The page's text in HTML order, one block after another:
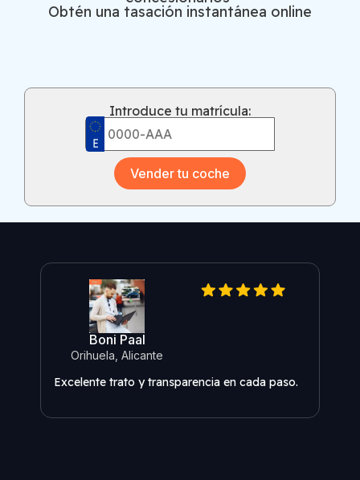
Obtén una tasación instantánea online
Introduce tu matrícula:
Vender tu coche
Boni Paal
Orihuela, Alicante
Excelente trato y transparencia en cada paso.